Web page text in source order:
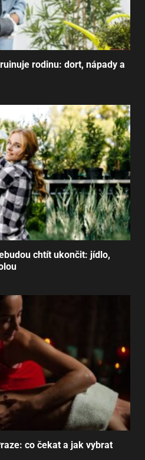
rodinu: dort, nápady a
chtít ukončit: jídlo,
co čekat a jak vybrat